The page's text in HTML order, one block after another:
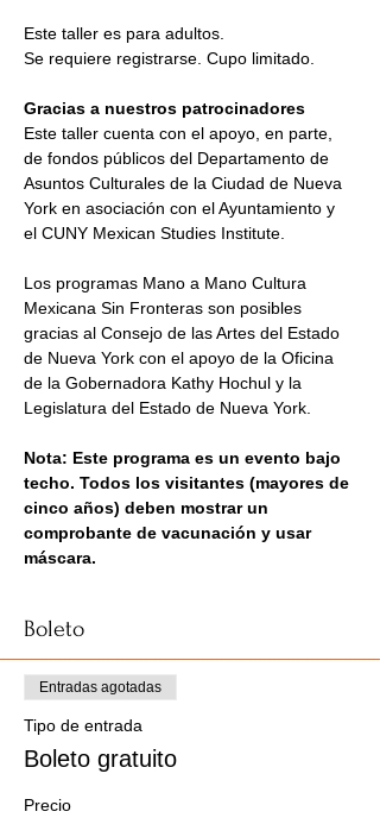
Este taller es para adultos.
Se requiere registrarse. Cupo limitado.
Gracias a nuestros patrocinadores
Este taller cuenta con el apoyo, en parte,
de fondos públicos del Departamento de
Asuntos Culturales de la Ciudad de Nueva
York en asociación con el Ayuntamiento y
el CUNY Mexican Studies Institute.
Los programas Mano a Mano Cultura
Mexicana Sin Fronteras son posibles
gracias al Consejo de las Artes del Estado
de Nueva York con el apoyo de la Oficina
de la Gobernadora Kathy Hochul y la
Legislatura del Estado de Nueva York.
Nota: Este programa es un evento bajo
techo. Todos los visitantes (mayores de
cinco años) deben mostrar un
comprobante de vacunación y usar
máscara.
Boleto
Entradas agotadas
Tipo de entrada
Boleto gratuito
Precio